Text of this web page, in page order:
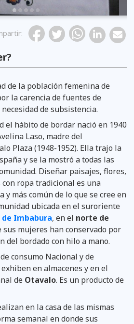
:
de la población femenina de
la carencia de fuentes de
de subsistencia.
el hábito de bordar nació en 1940
Laso, madre del
Plaza (1948-1952). Ella trajo la
y se la mostró a todas las
Diseñar paisajes, flores,
con ropa tradicional es una
y más común de lo que se cree en
ubicada en el suroriente
Imbabura, en el norte de
sus mujeres han conservado por
del bordado con hilo a mano.
consumo Nacional y de
en almacenes y en el
de Otavalo. Es un producto de
en la casa de las mismas
semanal en donde sus